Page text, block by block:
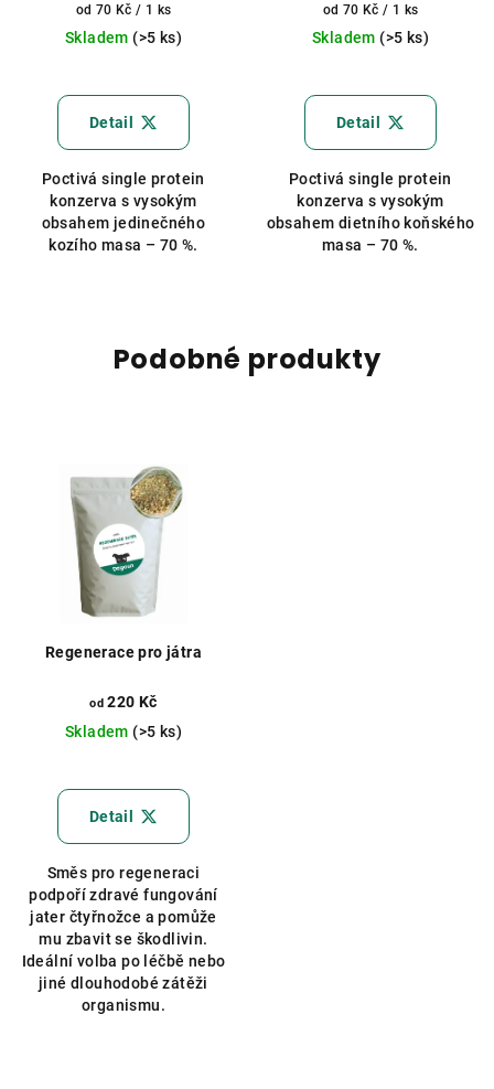
Měrná
cena:
od 70 Kč / 1 ks
Skladem (>5 ks)
hodnocení
produktu
z
5
hvězdiček.
Detail
Poctivá single protein
konzerva s vysokým
obsahem jedinečného
kozího masa – 70 %.
Měrná
cena:
od 70 Kč / 1 ks
Skladem (>5 ks)
hodnocení
produktu
z
5
hvězdiček.
Detail
Poctivá single protein
konzerva s vysokým
obsahem dietního koňského
masa – 70 %.
Podobné produkty
Regenerace pro játra
od 220 Kč
Skladem (>5 ks)
Detail
Směs pro regeneraci
podpoří zdravé fungování
jater čtyřnožce a pomůže
mu zbavit se škodlivin.
Ideální volba po léčbě nebo
jiné dlouhodobé zátěži
organismu.